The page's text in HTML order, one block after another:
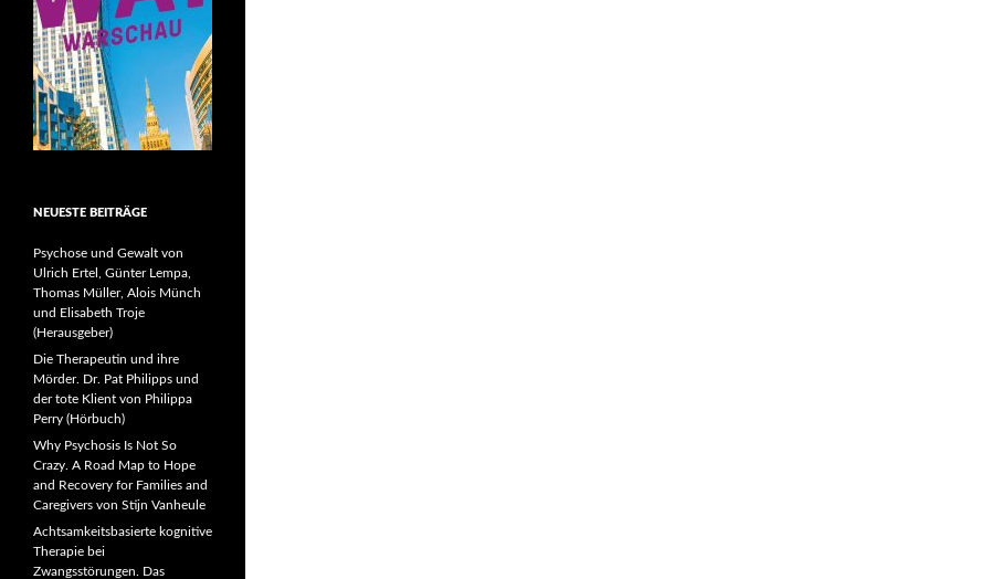
NEUESTE BEITRÄGE
Psychose und Gewalt von
Ulrich Ertel, Günter Lempa,
Thomas Müller, Alois Münch
und Elisabeth Troje
(Herausgeber)
Die Therapeutin und ihre
Mörder. Dr. Pat Philipps und
der tote Klient von Philippa
Perry (Hörbuch)
Why Psychosis Is Not So
Crazy. A Road Map to Hope
and Recovery for Families and
Caregivers von Stijn Vanheule
Achtsamkeitsbasierte kognitive
Therapie bei
Zwangsstörungen. Das